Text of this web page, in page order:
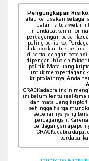
Pengungkapan Risiko:
atau kerusakan sebagai
dalam situs web ini
mendapatkan
perdagangan pasar
paling berisiko.
tidak cocok untuk semua
disertai dengan potensi
dipengaruhi oleh
politik. Mata uang
untuk
kripto lainnya, Anda
CRACKadabra ingin
ini belum tentu real-time
dan mata uang kripto
sehingga harga
sebenarnya, yang
perdagangan.
perdagangan
CRACKadabra